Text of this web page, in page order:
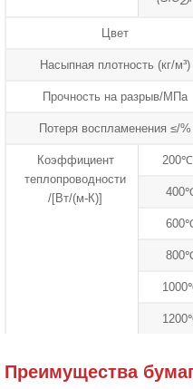
Цвет
Насыпная плотность (кг/м³)
Прочность на разрыв/МПа
Потеря воспламенения ≤/%
Коэффициент
теплопроводности
/[Вт/(м-К)]
200℃
Преимущества